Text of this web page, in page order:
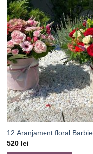
12.Aranjament floral Barbie
520 lei